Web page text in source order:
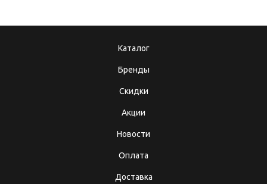
Каталог
Бренды
Скидки
Акции
Новости
Оплата
Доставка